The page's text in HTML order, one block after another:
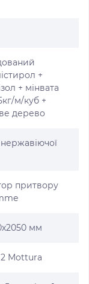
+
+ мінвата
м/куб +
дерево
притвору
мм
Mottura